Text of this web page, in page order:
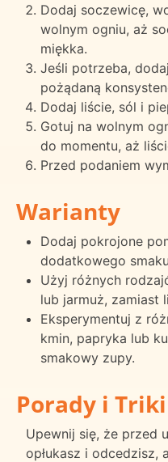
Dodaj soczewicę,
wolnym ogniu, aż
miękka.
Jeśli potrzeba,
pożądaną
Dodaj liście, sól i
Gotuj na wolnym
do momentu, aż
Przed podaniem
Warianty
Dodaj pokrojone
dodatkowego
Użyj różnych
lub jarmuż, zamiast
Eksperymentuj z
kmin, papryka lub
smakowy zupy.
Porady i
Upewnij się, że przed
opłukasz i odcedzisz,